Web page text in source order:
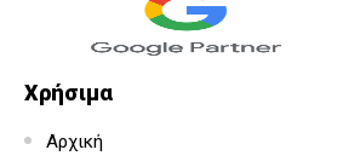
Χρήσιμα
Αρχική